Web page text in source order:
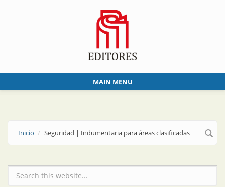
MAIN MENU
Inicio Seguridad | Indumentaria para áreas clasificadas
Formulario de búsqueda